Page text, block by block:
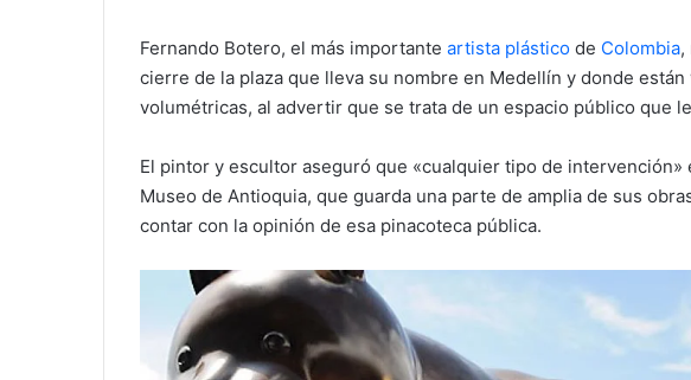
Fernando Botero, el más importante artista plástico de Colombia,
cierre de la plaza que lleva su nombre en Medellín y donde
volumétricas, al advertir que se trata de un espacio público que
El pintor y escultor aseguró que «cualquier tipo de intervención»
Museo de Antioquia, que guarda una parte de amplia de sus
contar con la opinión de esa pinacoteca pública.